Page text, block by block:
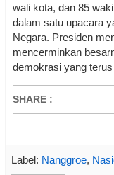
wali kota, dan 85
dalam satu upacara
Negara. Presiden
mencerminkan
demokrasi yang
SHARE :
Label: Nanggroe,